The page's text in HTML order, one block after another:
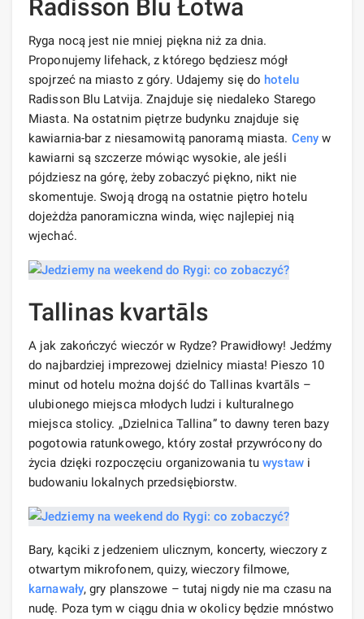
Radisson Blu Łotwa
Ryga nocą jest nie mniej piękna niż za dnia.
Proponujemy lifehack, z którego będziesz mógł
spojrzeć na miasto z góry. Udajemy się do hotelu
Radisson Blu Latvija. Znajduje się niedaleko Starego
Miasta. Na ostatnim piętrze budynku znajduje się
kawiarnia-bar z niesamowitą panoramą miasta. Cenyw
kawiarni są szczerze mówiąc wysokie, ale jeśli
pójdziesz na górę, żeby zobaczyć piękno, nikt nie
skomentuje. Swoją drogą na ostatnie piętro hotelu
dojeżdża panoramiczna winda, więc najlepiej nią
wjechać.
Tallinas kvartāls
A jak zakończyć wieczór w Rydze? Prawidłowy! Jedźmy
do najbardziej imprezowej dzielnicy miasta! Pieszo 10
minut od hotelu można dojść do Tallinas kvartāls –
ulubionego miejsca młodych ludzi i kulturalnego
miejsca stolicy. „Dzielnica Tallina” to dawny teren bazy
pogotowia ratunkowego, który został przywrócony do
życia dzięki rozpoczęciu organizowania tuwystawi
budowaniu lokalnych przedsiębiorstw.
Bary, kąciki z jedzeniem ulicznym, koncerty, wieczory z
otwartym mikrofonem, quizy, wieczory filmowe,
karnawały, gry planszowe – tutaj nigdy nie ma czasu na
nudę. Poza tym w ciągu dnia w okolicy będzie mnóstwo